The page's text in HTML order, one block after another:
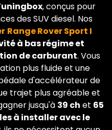
, conçus pour
des SUV diesel. Nos
Range Rover Sport I
à bas régime et
de carburant. Vous
plus fluide et une
d'accélérateur de
trajet plus agréable et
jusqu'à 39 ch et 65
à installer avec le